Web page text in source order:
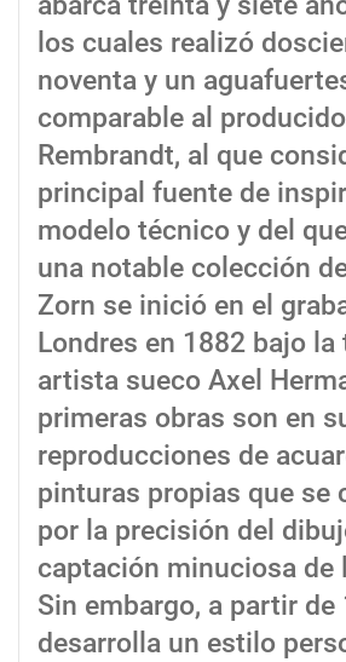
los cuales realizó
noventa y un
comparable al
Rembrandt, al que
principal fuente de
modelo técnico y del
una notable colección
Zorn se inició en el
Londres en 1882 bajo la
artista sueco Axel
primeras obras son en
reproducciones de
pinturas propias que se
por la precisión del
captación minuciosa de
Sin embargo, a partir de
desarrolla un estilo